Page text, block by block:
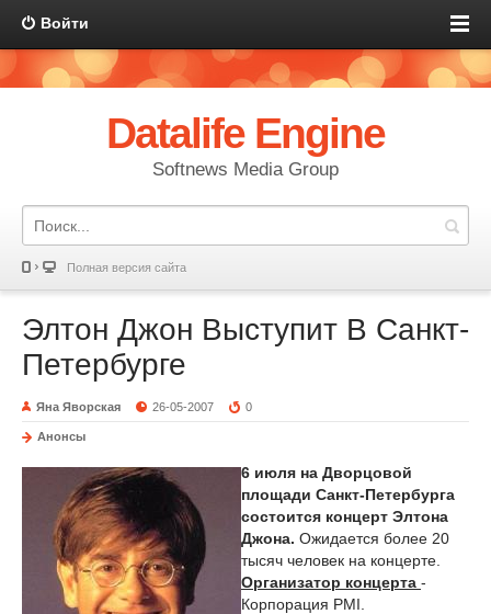
Войти
Datalife Engine
Softnews Media Group
Полная версия сайта
Элтон Джон Выступит В Санкт-
Петербурге
Яна Яворская 26-05-2007 0
Анонсы
6 июля на Дворцовой
площади Санкт-Петербурга
состоится концерт Элтона
Джона. Ожидается более 20
тысяч человек на концерте.
Организатор концерта -
Корпорация PMI.